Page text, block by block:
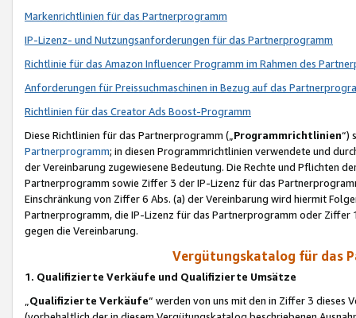
Markenrichtlinien für das Partnerprogramm
IP-Lizenz- und Nutzungsanforderungen für das Partnerprogramm
Richtlinie für das Amazon Influencer Programm im Rahmen des
Anforderungen für Preissuchmaschinen in Bezug auf das
Richtlinien für das Creator Ads Boost-Programm
Diese Richtlinien für das Partnerprogramm („Programmrichtlinien“)
Partnerprogramm; in diesen Programmrichtlinien verwendete und
der Vereinbarung zugewiesene Bedeutung. Die Rechte und Pflichten
Partnerprogramm sowie Ziffer 3 der IP-Lizenz für das
Einschränkung von Ziffer 6 Abs. (a) der Vereinbarung wird hiermit
Partnerprogramm, die IP-Lizenz für das Partnerprogramm oder
gegen die Vereinbarung.
Vergütungskatalog für das
1. Qualifizierte Verkäufe und Qualifizierte Umsätze
Qualifizierte Verkäufe“ werden von uns mit den in Ziffer 3